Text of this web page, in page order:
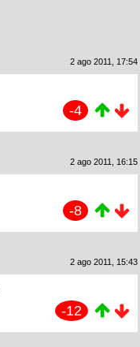
2 ago 2011, 17:54
-4
2 ago 2011, 16:15
-8
2 ago 2011, 15:43
-12